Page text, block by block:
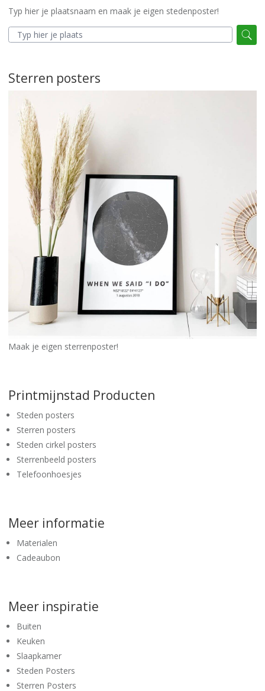
Typ hier je plaatsnaam en maak je eigen stedenposter!
Sterren posters
Maak je eigen sterrenposter!
Printmijnstad Producten
Steden posters
Sterren posters
Steden cirkel posters
Sterrenbeeld posters
Telefoonhoesjes
Meer informatie
Materialen
Cadeaubon
Meer inspiratie
Buiten
Keuken
Slaapkamer
Steden Posters
Sterren Posters